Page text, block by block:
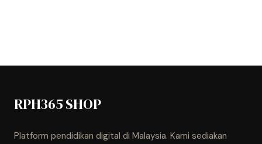
RPH365 SHOP
Platform pendidikan digital di Malaysia. Kami sediakan